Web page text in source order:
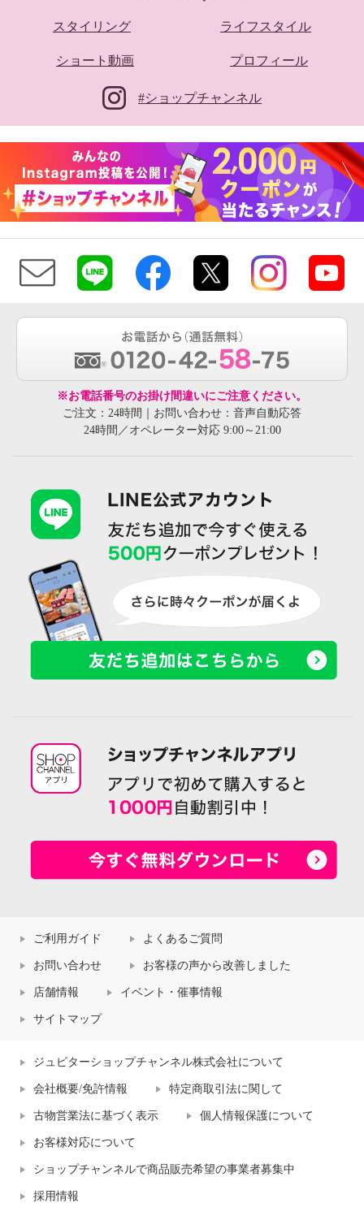
スタイリング ライフスタイル
ショート動画 プロフィール
#ショップチャンネル
※お電話番号のお掛け間違いにご注意ください。
ご注文：24時間｜お問い合わせ：音声自動応答
24時間／オペレーター対応 9:00～21:00
ご利用ガイド よくあるご質問
お問い合わせ お客様の声から改善しました
店舗情報 イベント・催事情報
サイトマップ
ジュピターショップチャンネル株式会社について
会社概要/免許情報 特定商取引法に関して
古物営業法に基づく表示 個人情報保護について
お客様対応について
ショップチャンネルで商品販売希望の事業者募集中
採用情報